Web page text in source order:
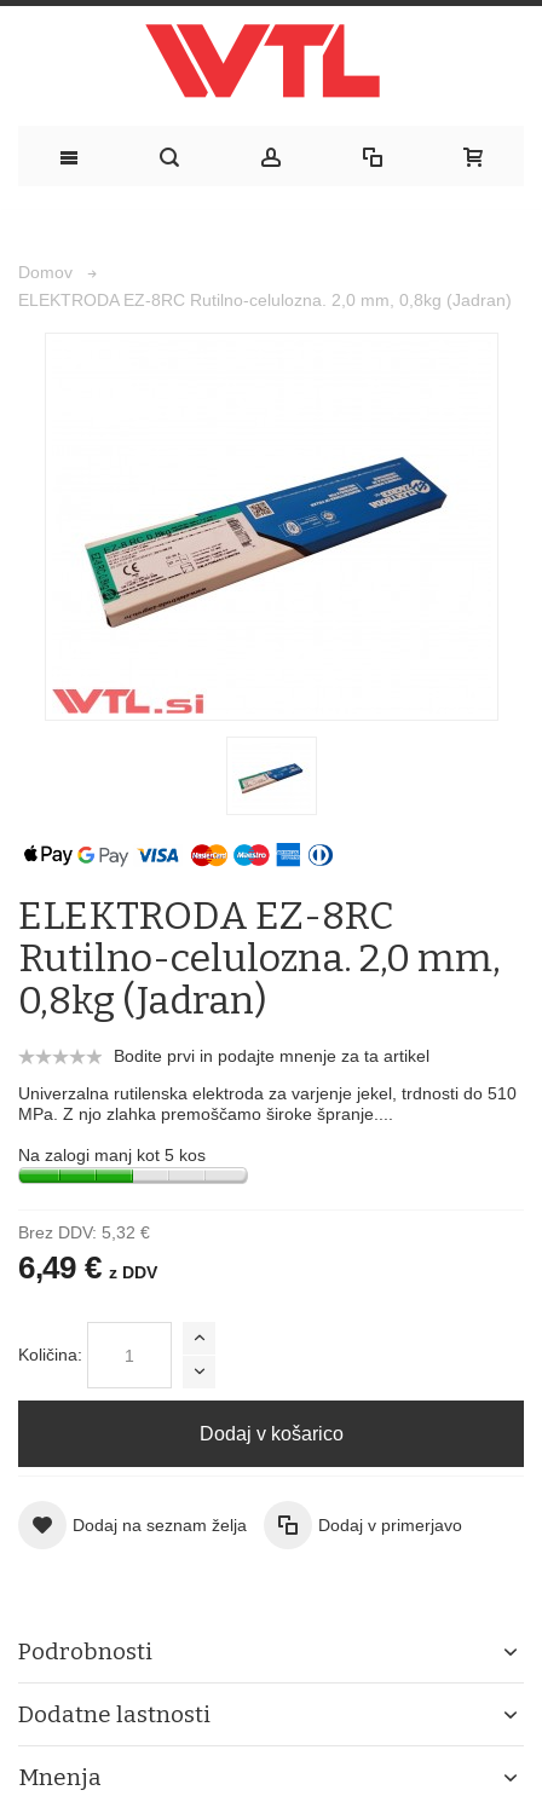
Domov
ELEKTRODA EZ-8RC Rutilno-celulozna. 2,0 mm, 0,8kg (Jadran)
ELEKTRODA EZ-8RC
Rutilno-celulozna. 2,0 mm,
0,8kg (Jadran)
Bodite prvi in podajte mnenje za ta artikel
Univerzalna rutilenska elektroda za varjenje jekel, trdnosti do 510
MPa. Z njo zlahka premoščamo široke špranje....
Na zalogi manj kot 5 kos
Brez DDV: 5,32 €
6,49 € z DDV
Količina:
Dodaj v košarico
Dodaj na seznam želja Dodaj v primerjavo
Podrobnosti
Dodatne lastnosti
Mnenja